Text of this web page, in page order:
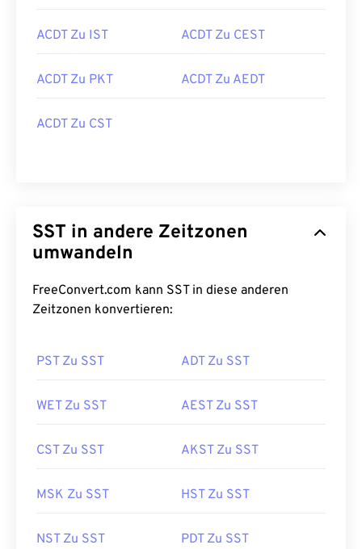
ACDT Zu IST ACDT Zu CEST
ACDT Zu PKT ACDT Zu AEDT
ACDT Zu CST
SST in andere Zeitzonen
umwandeln
FreeConvert.com kann SST in diese anderen
Zeitzonen konvertieren:
PST Zu SST ADT Zu SST
WET Zu SST AEST Zu SST
CST Zu SST AKST Zu SST
MSK Zu SST HST Zu SST
NST Zu SST PDT Zu SST